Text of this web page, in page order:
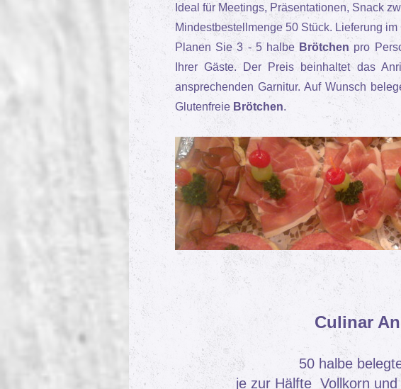
Ideal für Meetings, Präsentationen, Snack
Mindestbestellmenge 50 Stück. Lieferung
Planen Sie 3 - 5 halbe Brötchen pro
Ihrer Gäste. Der Preis beinhaltet das
ansprechenden Garnitur. Auf Wunsch
Glutenfreie Brötchen.
Culinar
50 halbe
je zur Hälfte Vollkorn